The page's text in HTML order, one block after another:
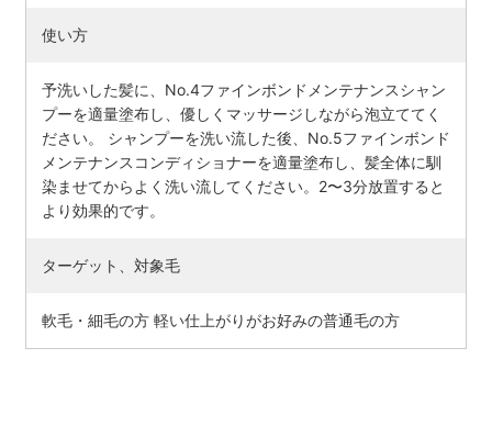
使い方
予洗いした髪に、No.4ファインボンドメンテナンスシャン
プーを適量塗布し、優しくマッサージしながら泡立ててく
ださい。 シャンプーを洗い流した後、No.5ファインボンド
メンテナンスコンディショナーを適量塗布し、髪全体に馴
染ませてからよく洗い流してください。2〜3分放置すると
より効果的です。
ターゲット、対象毛
軟毛・細毛の方 軽い仕上がりがお好みの普通毛の方